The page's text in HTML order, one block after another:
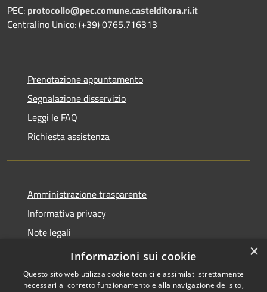
PEC: protocollo@pec.comune.castelditora.ri.it
Centralino Unico: (+39) 0765.716313
Prenotazione appuntamento
Segnalazione disservizio
Leggi le FAQ
Richiesta assistenza
Amministrazione trasparente
Informativa privacy
Note legali
Dichiarazione di accessibilità
×
Informazioni sui cookie
Questo sito web utilizza cookie tecnici e assimilati strettamente
necessari al corretto funzionamento e alla navigazione del sito,